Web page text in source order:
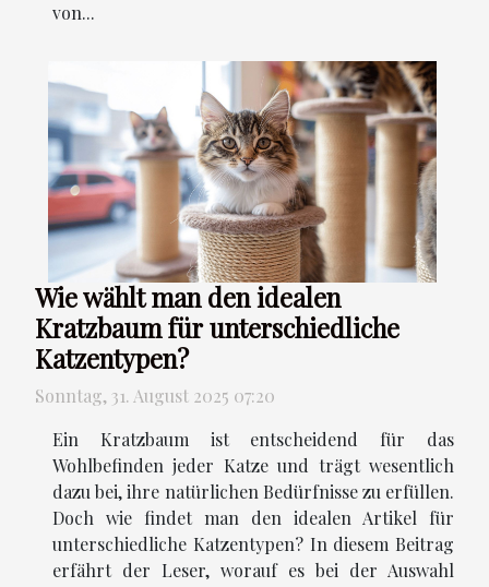
von...
Wie wählt man den idealen
Kratzbaum für unterschiedliche
Katzentypen?
Sonntag, 31. August 2025 07:20
Ein Kratzbaum ist entscheidend für das
Wohlbefinden jeder Katze und trägt wesentlich
dazu bei, ihre natürlichen Bedürfnisse zu erfüllen.
Doch wie findet man den idealen Artikel für
unterschiedliche Katzentypen? In diesem Beitrag
erfährt der Leser, worauf es bei der Auswahl